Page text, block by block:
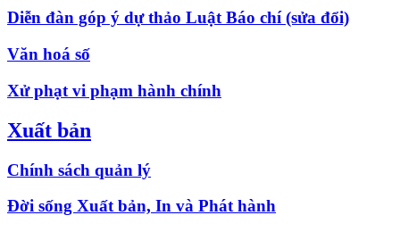
Diễn đàn góp ý dự thảo Luật Báo chí (sửa đổi)
Văn hoá số
Xử phạt vi phạm hành chính
Xuất bản
Chính sách quản lý
Đời sống Xuất bản, In và Phát hành